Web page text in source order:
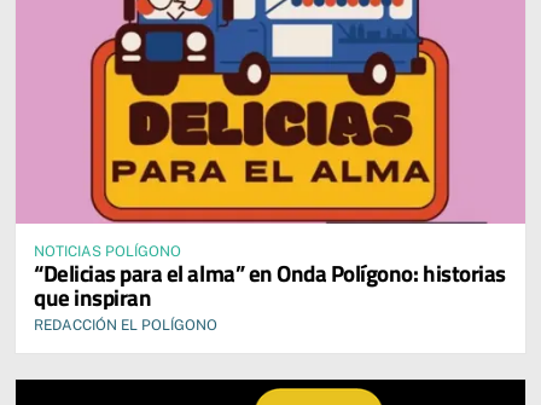
NOTICIAS POLÍGONO
“Delicias para el alma” en Onda Polígono: historias
que inspiran
REDACCIÓN EL POLÍGONO